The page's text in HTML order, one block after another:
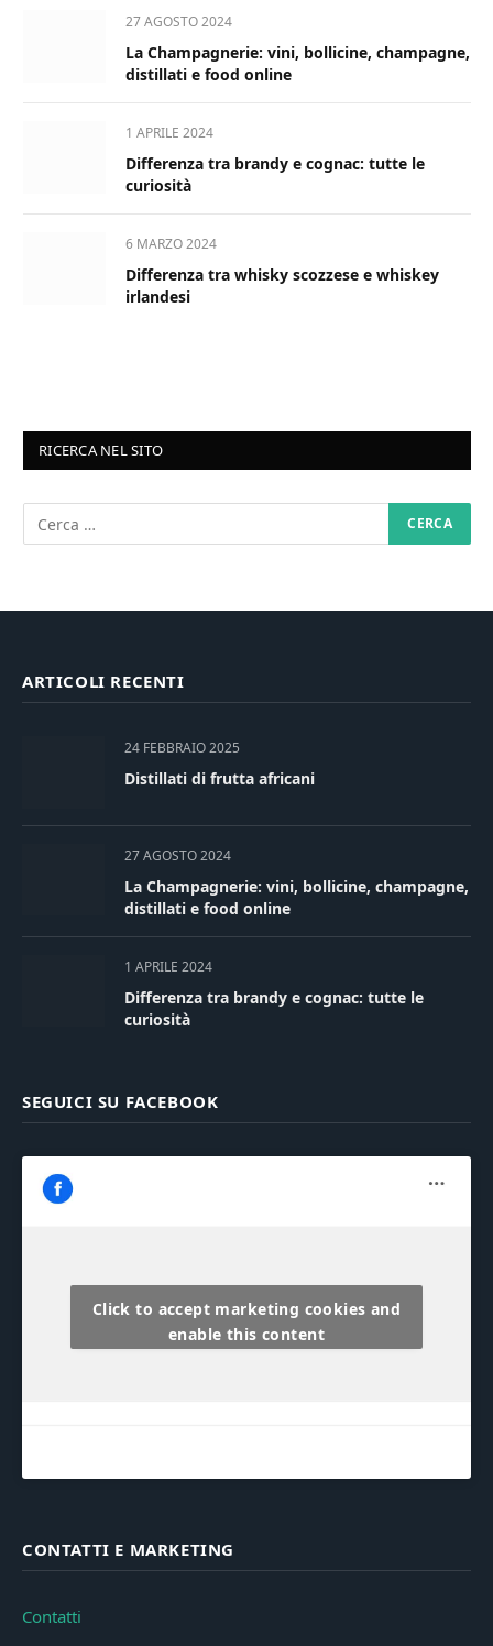
27 AGOSTO 2024
La Champagnerie: vini, bollicine, champagne,
distillati e food online
1 APRILE 2024
Differenza tra brandy e cognac: tutte le
curiosità
6 MARZO 2024
Differenza tra whisky scozzese e whiskey
irlandesi
RICERCA NEL SITO
ARTICOLI RECENTI
24 FEBBRAIO 2025
Distillati di frutta africani
27 AGOSTO 2024
La Champagnerie: vini, bollicine, champagne,
distillati e food online
1 APRILE 2024
Differenza tra brandy e cognac: tutte le
curiosità
SEGUICI SU FACEBOOK
Click to accept marketing cookies and
enable this content
CONTATTI E MARKETING
Contatti